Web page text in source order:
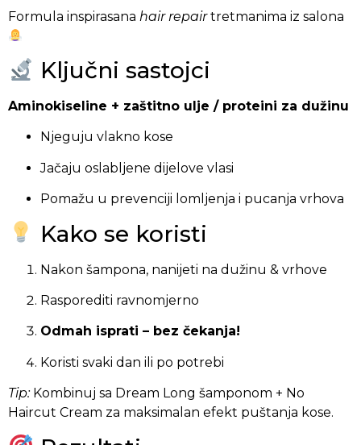
Formula inspirasana hair repairtretmanima iz salona
Ključni sastojci
Aminokiseline + zaštitno ulje / proteini za dužinu
Njeguju vlakno kose
Jačaju oslabljene dijelove vlasi
Pomažu u prevenciji lomljenja i pucanja vrhova
Kako se koristi
Nakon šampona, nanijeti na dužinu & vrhove
Rasporediti ravnomjerno
Odmah isprati – bez čekanja!
Koristi svaki dan ili po potrebi
Tip:Kombinuj sa Dream Long šamponom + No
Haircut Cream za maksimalan efekt puštanja kose.